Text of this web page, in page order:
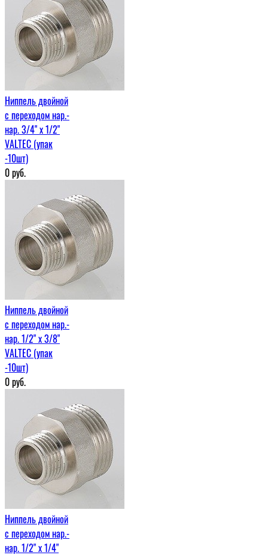
Ниппель двойной
с переходом нар.-
нар. 3/4" х 1/2"
VALTEC (упак
-10шт)
0руб.
Ниппель двойной
с переходом нар.-
нар. 1/2" х 3/8"
VALTEC (упак
-10шт)
0руб.
Ниппель двойной
с переходом нар.-
нар. 1/2" х 1/4"